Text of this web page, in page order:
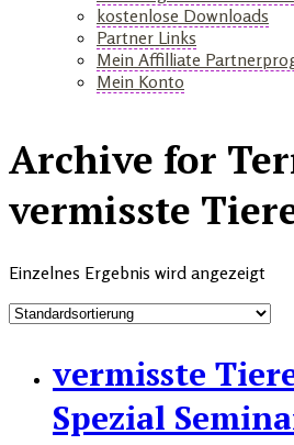
kostenlose Downloads
Partner Links
Mein Affilliate
Mein Konto
Archive for
vermisste
Einzelnes Ergebnis wird angezeigt
vermisste
Spezial